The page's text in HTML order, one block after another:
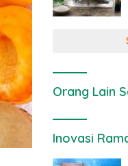
Orang Lain
Inovasi